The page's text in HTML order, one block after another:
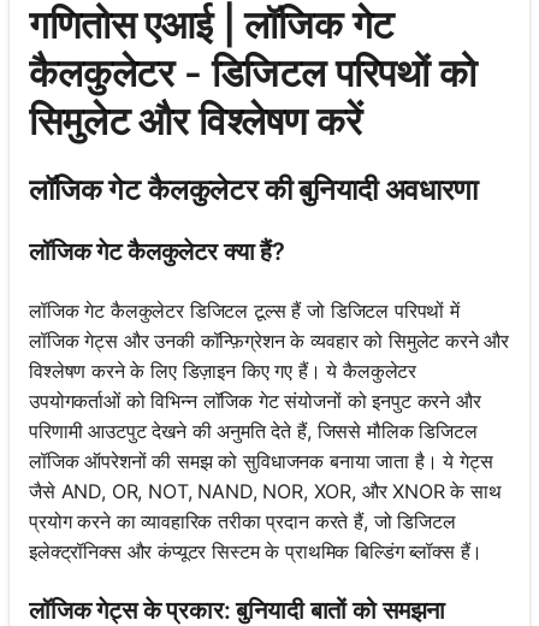
गणितोस एआई | लॉजिक गेट
कैलकुलेटर - डिजिटल परिपथों को
सिमुलेट और विश्लेषण करें
लॉजिक गेट कैलकुलेटर की बुनियादी अवधारणा
लॉजिक गेट कैलकुलेटर क्या हैं?
लॉजिक गेट कैलकुलेटर डिजिटल टूल्स हैं जो डिजिटल परिपथों में
लॉजिक गेट्स और उनकी कॉन्फ़िग्रेशन के व्यवहार को सिमुलेट करने और
विश्लेषण करने के लिए डिज़ाइन किए गए हैं। ये कैलकुलेटर
उपयोगकर्ताओं को विभिन्न लॉजिक गेट संयोजनों को इनपुट करने और
परिणामी आउटपुट देखने की अनुमति देते हैं, जिससे मौलिक डिजिटल
लॉजिक ऑपरेशनों की समझ को सुविधाजनक बनाया जाता है। ये गेट्स
जैसे AND, OR, NOT, NAND, NOR, XOR, और XNOR के साथ
प्रयोग करने का व्यावहारिक तरीका प्रदान करते हैं, जो डिजिटल
इलेक्ट्रॉनिक्स और कंप्यूटर सिस्टम के प्राथमिक बिल्डिंग ब्लॉक्स हैं।
लॉजिक गेट्स के प्रकार: बुनियादी बातों को समझना